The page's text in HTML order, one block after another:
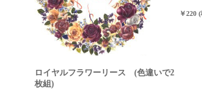
ロイヤルフラワーリース (色違いで2
枚組)
￥220